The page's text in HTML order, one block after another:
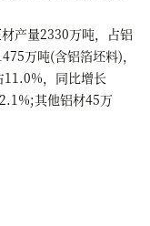
产量2330万吨，占铝
万吨(含铝箔坯料)，
，同比增长
其他铝材45万